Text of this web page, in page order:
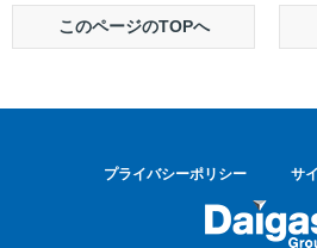
このページのTOPへ
プライバシーポリシー サ